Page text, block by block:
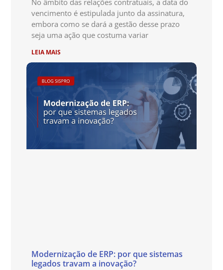
No âmbito das relações contratuais, a data do
vencimento é estipulada junto da assinatura,
embora como se dará a gestão desse prazo
seja uma ação que costuma variar
LEIA MAIS
Modernização de ERP: por que sistemas
legados travam a inovação?